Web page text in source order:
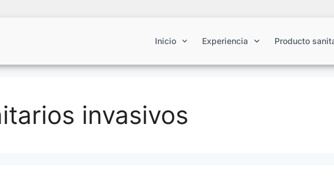
Inicio Experiencia Producto
invasivos